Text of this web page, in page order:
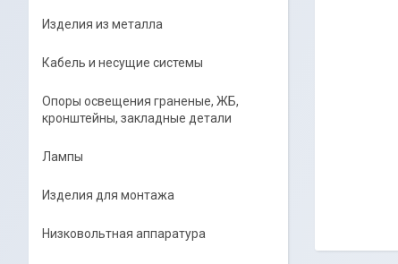
Изделия из металла
Кабель и несущие системы
Опоры освещения граненые, ЖБ,
кронштейны, закладные детали
Лампы
Изделия для монтажа
Низковольтная аппаратура